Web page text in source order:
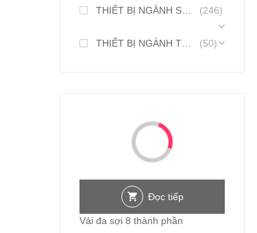
THIẾT BỊ NGÀNH SƠN MỰC IN
(246)
THIẾT BỊ NGÀNH THỰC PHẨM (50)
Đọc tiếp
Vải đa sợi 8 thành phần